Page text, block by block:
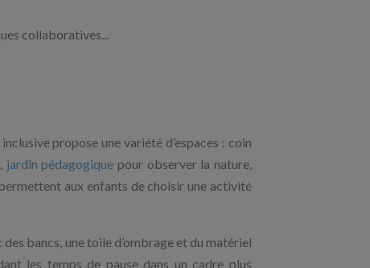
collaboratives...
propose une variété d’espaces : coin
jardin pédagogique pour observer la nature,
aux enfants de choisir une activité
des bancs, une toile d’ombrage et du matériel
les temps de pause dans un cadre plus